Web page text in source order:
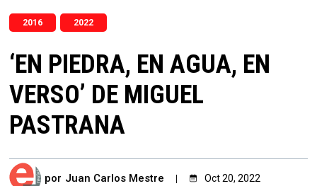
2016 2022
‘EN PIEDRA, EN AGUA, EN
VERSO’ DE MIGUEL
PASTRANA
por Juan Carlos Mestre Oct 20, 2022